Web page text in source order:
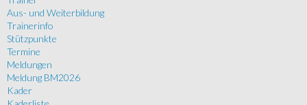
Aus- und Weiterbildung
Trainerinfo
Stützpunkte
Termine
Meldungen
Meldung BM2026
Kader